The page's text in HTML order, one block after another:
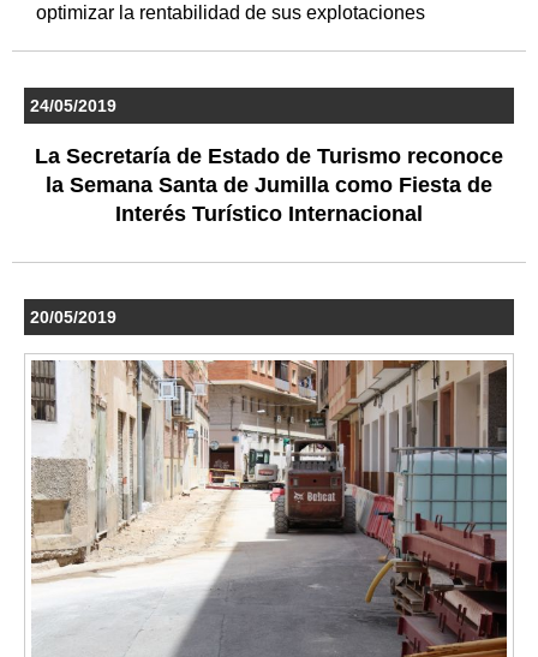
optimizar la rentabilidad de sus explotaciones
24/05/2019
La Secretaría de Estado de Turismo reconoce
la Semana Santa de Jumilla como Fiesta de
Interés Turístico Internacional
20/05/2019